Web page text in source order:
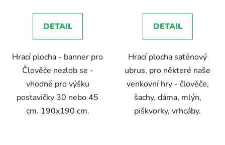
DETAIL
Hrací plocha - banner pro
Člověče nezlob se -
vhodné pro výšku
postavičky 30 nebo 45
cm. 190x190 cm.
DETAIL
Hrací plocha saténový
ubrus, pro některé naše
venkovní hry - člověče,
šachy, dáma, mlýn,
piškvorky, vrhcáby.